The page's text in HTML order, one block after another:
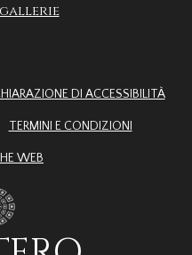
DI ACCESSIBILITÀ
TERMINI E CONDIZIONI
WEB